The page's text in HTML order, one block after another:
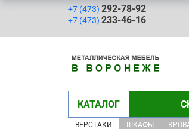
+7 (473) 292-78-92
+7 (473) 233-46-16
КАТАЛОГ
ВЕРСТАКИ ШКАФЫ